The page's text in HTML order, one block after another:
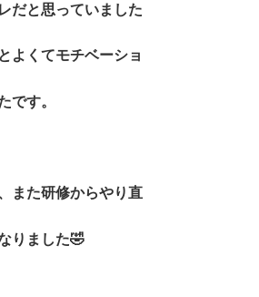
だと思っていました
よくてモチベーショ
です。
また研修からやり直
りました🤣